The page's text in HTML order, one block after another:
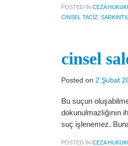
POSTED IN CEZA
CINSEL TACIZ
cinsel
Posted on 2 Şubat
Bu suçun
dokunulmazlığının
suç işlenemez.
POSTED IN CEZA